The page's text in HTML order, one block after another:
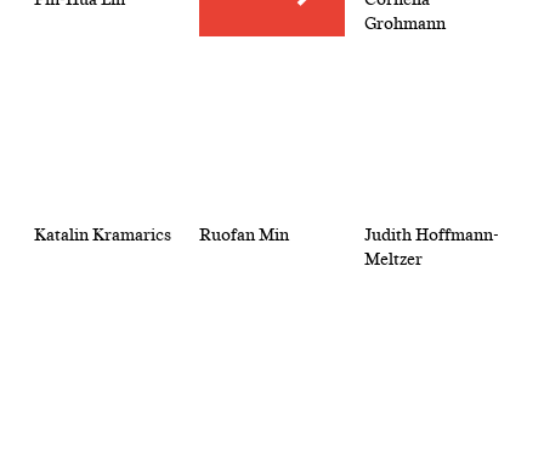
Grohmann
Katalin Kramarics Ruofan Min
Judith Hoffmann-
Meltzer